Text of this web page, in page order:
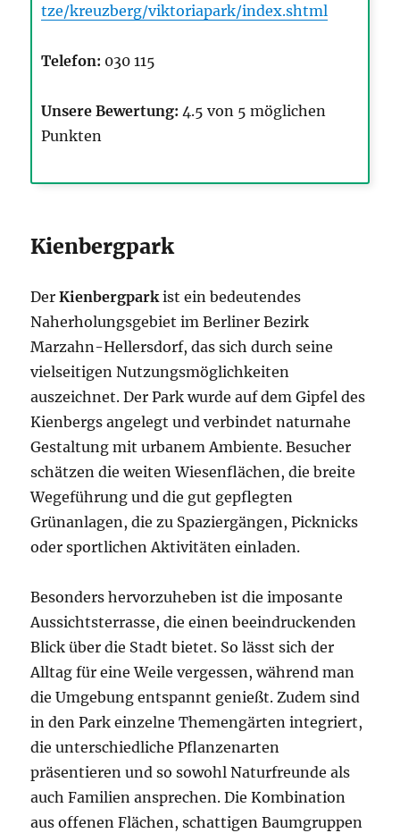
tze/kreuzberg/viktoriapark/index.shtml
Telefon: 030 115
Unsere Bewertung: 4.5 von 5 möglichen
Punkten
Kienbergpark
DerKienbergparkist ein bedeutendes
Naherholungsgebiet im Berliner Bezirk
Marzahn-Hellersdorf, das sich durch seine
vielseitigen Nutzungsmöglichkeiten
auszeichnet. Der Park wurde auf dem Gipfel des
Kienbergs angelegt und verbindet naturnahe
Gestaltung mit urbanem Ambiente. Besucher
schätzen die weiten Wiesenflächen, die breite
Wegeführung und die gut gepflegten
Grünanlagen, die zu Spaziergängen, Picknicks
oder sportlichen Aktivitäten einladen.
Besonders hervorzuheben ist die imposante
Aussichtsterrasse, die einen beeindruckenden
Blick über die Stadt bietet. So lässt sich der
Alltag für eine Weile vergessen, während man
die Umgebung entspannt genießt. Zudem sind
in den Park einzelne Themengärten integriert,
die unterschiedliche Pflanzenarten
präsentieren und so sowohl Naturfreunde als
auch Familien ansprechen. Die Kombination
aus offenen Flächen, schattigen Baumgruppen